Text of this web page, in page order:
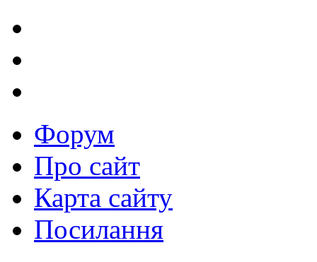
Форум
Про сайт
Карта сайту
Посилання